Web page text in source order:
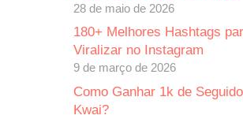
28 de maio de 2026
180+ Melhores Hashtags
Viralizar no Instagram
9 de março de 2026
Como Ganhar 1k de
Kwai?